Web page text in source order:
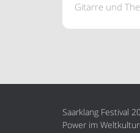
Gitarre und
Saarklang Festival
Power im